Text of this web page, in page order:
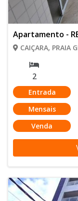
Apartamento -
CAIÇARA, PRAIA
2
Entrada
Mensais
Venda